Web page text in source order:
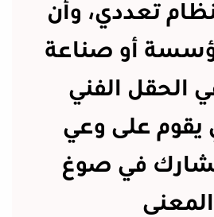
تعددي، وأن
أو صناعة
الحقل الفني
يقوم على وعي
في صوغ
المعنى